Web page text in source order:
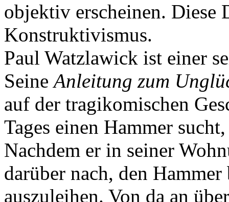
objektiv erscheinen. Diese
Konstruktivismus.
Paul Watzlawick ist einer
SeineAnleitung zum
auf der tragikomischen
Tages einen Hammer
Nachdem er in seiner
darüber nach, den
auszuleihen. Von da an